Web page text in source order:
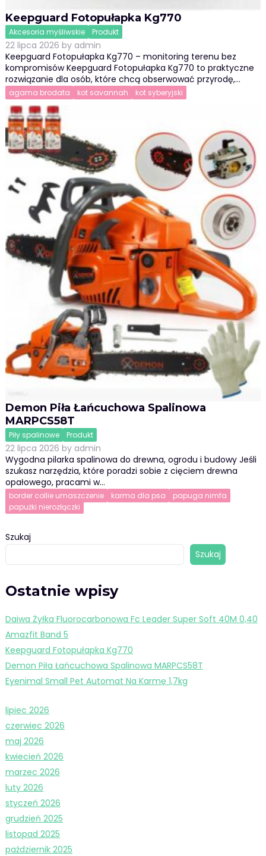
Keepguard Fotopułapka Kg770
Akcesoria myśliwskie Produkt
22 lipca 2026 by admin
Keepguard Fotopułapka Kg770 – monitoring terenu bez
kompromisów Keepguard Fotopułapka Kg770 to praktyczne
rozwiązanie dla osób, które chcą obserwować przyrodę,…
agama brodata kot savannah kot syberyjski
Demon Piła Łańcuchowa Spalinowa
MARPCS58T
Piły spalinowe Produkt
22 lipca 2026 by admin
Wygodna pilarka spalinowa do drewna, ogrodu i budowy Jeśli
szukasz narzędzia, które poradzi sobie z cięciem drewna
opałowego, pracami w…
border collie umaszczenie karma dla psa
papuga nimfa
papużki nierozłączki
Szukaj
Szukaj
Ostatnie wpisy
Daiwa Żyłka Fluorocarbonowa Fc Leader Super Soft 40M 0,40
Amazfit Band 5
Keepguard Fotopułapka Kg770
Demon Piła Łańcuchowa Spalinowa MARPCS58T
Eyenimal Small Pet Automat Na Karmę 1,7kg
lipiec 2026
czerwiec 2026
maj 2026
kwiecień 2026
marzec 2026
luty 2026
styczeń 2026
grudzień 2025
listopad 2025
październik 2025